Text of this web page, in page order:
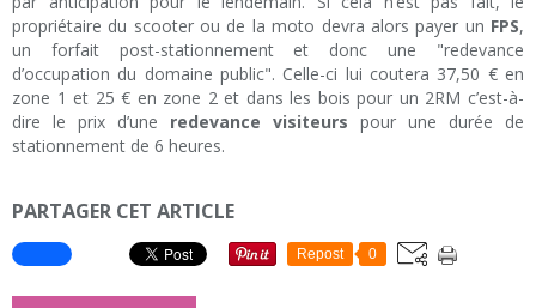
propriétaire du scooter ou de la moto devra alors payer un FPS,
un forfait post-stationnement et donc une "redevance
d’occupation du domaine public". Celle-ci lui coutera 37,50 € en
zone 1 et 25 € en zone 2 et dans les bois pour un 2RM c’est-à-
dire le prix d’une redevance visiteurs pour une durée de
stationnement de 6 heures.
PARTAGER CET ARTICLE
Repost 0